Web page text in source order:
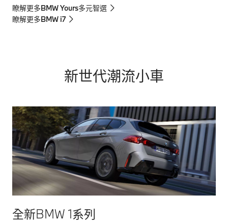
瞭解更多BMW Yours多元智選
瞭解更多BMW i7
新世代潮流小車
全新BMW 1系列